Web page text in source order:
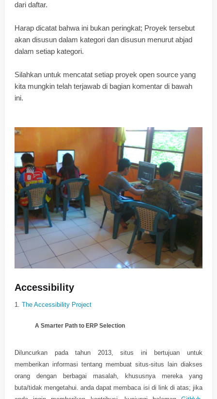
dari daftar.
Harap dicatat bahwa ini bukan peringkat; Proyek tersebut
akan disusun dalam kategori dan disusun menurut abjad
dalam setiap kategori.
Silahkan untuk mencatat setiap proyek open source yang
kita mungkin telah terjawab di bagian komentar di bawah
ini.
Accessibility
1. The Accessibility Project
A Smarter Path to ERP Selection
Diluncurkan pada tahun 2013, situs ini bertujuan untuk
memberikan informasi tentang membuat situs-situs lain diakses
orang dengan berbagai masalah, khususnya mereka yang
buta/tidak mengetahui. anda dapat membaca isi di link di atas; jika